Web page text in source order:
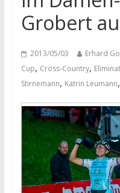
Grobert
2013/05/03 Erhard
Cup, Cross-Country,
Stirnemann, Katrin Leumann,